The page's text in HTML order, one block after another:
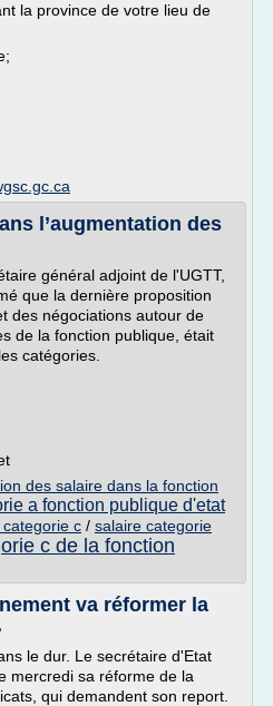
la province de votre lieu de
l’augmentation des
général adjoint de l'UGTT,
que la dernière proposition
des négociations autour de
de la fonction publique, était
catégories.
des salaire dans la fonction
a fonction publique d'etat
c / salaire categorie
c de la fonction
va réformer la
le dur. Le secrétaire d'Etat
mercredi sa réforme de la
qui demandent son report.